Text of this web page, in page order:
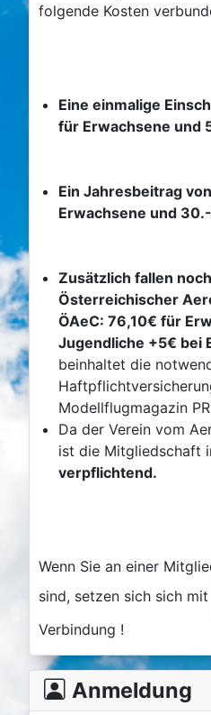
folgende Kosten
Eine einmalige
für Erwachsene und
Ein Jahresbeitrag
Erwachsene und
Zusätzlich fallen
Österreichischer
ÖAeC: 76,10€ für
Jugendliche +5€ bei
beinhaltet die
Modellflugmagazin
Da der Verein vom
ist die Mitgliedschaft
verpflichtend.
Wenn Sie an einer
sind, setzen sich sich mit
Verbindung !
Anmeldung